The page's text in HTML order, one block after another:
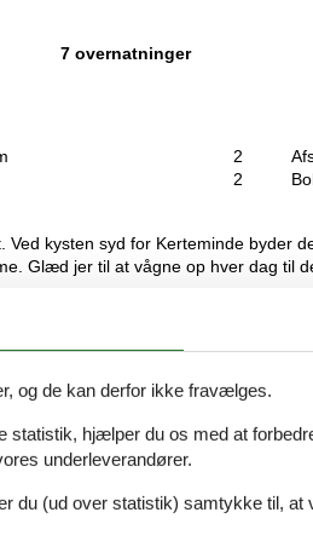
7 overnatninger
2
2
kysten syd for Kerteminde byder
Glæd jer til at vågne op hver dag til
ved stranden med
Emne nr.:130-G52056
7 overnatninger
og de kan derfor ikke fravælges.
hjælper du os med at
underleverandører.
du (ud over statistik) samtykke til,